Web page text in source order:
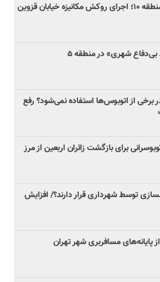
قزوین
شهری» در منطقه ۵
از اتوبوس‌ها استفاده نمی‌شود؟ رفع
برای بازگشت زائران اربعین از مرز
توسط شهرداری قرار دارند؟/ افزایش